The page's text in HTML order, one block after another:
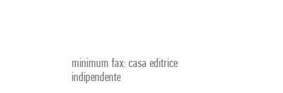
minimum fax: casa editrice
indipendente